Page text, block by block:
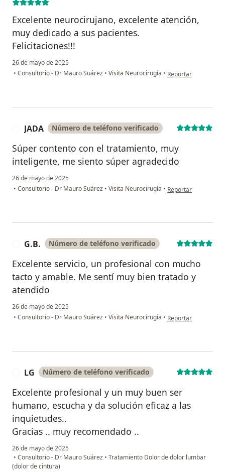
Excelente neurocirujano, excelente atención,
muy dedicado a sus pacientes.
Felicitaciones!!!
26 de mayo de 2025
• Consultorio - Dr Mauro Suárez • Visita Neurocirugía • en opinión del
Reportar
JADA Número de teléfono verificado
Súper contento con el tratamiento, muy
inteligente, me siento súper agradecido
26 de mayo de 2025
• Consultorio - Dr Mauro Suárez • Visita Neurocirugía • en opinión del
Reportar
G.B. Número de teléfono verificado
Excelente servicio, un profesional con mucho
tacto y amable. Me sentí muy bien tratado y
atendido
26 de mayo de 2025
• Consultorio - Dr Mauro Suárez • Visita Neurocirugía • en opinión del
Reportar
LG Número de teléfono verificado
Excelente profesional y un muy buen ser
humano, escucha y da solución eficaz a las
inquietudes..
Gracias .. muy recomendado ..
26 de mayo de 2025
• Consultorio - Dr Mauro Suárez • Tratamiento Dolor de dolor lumbar
(dolor de cintura)